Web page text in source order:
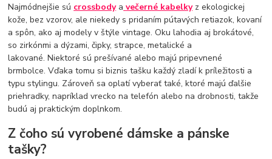
Najmódnejšie sú crossbodya večerné kabelkyz ekologickej
kože, bez vzorov, ale niekedy s pridaním pútavých retiazok, kovaní
a spôn, ako aj modely v štýle vintage. Oku lahodia aj brokátové,
so zirkónmi a dýzami, čipky, strapce, metalické a
lakované. Niektoré sú prešívané alebo majú pripevnené
brmbolce. Vďaka tomu si biznis tašku každý zladí k príležitosti a
typu stylingu. Zároveň sa oplatí vyberať také, ktoré majú ďalšie
priehradky, napríklad vrecko na telefón alebo na drobnosti, takže
budú aj praktickým doplnkom.
Z čoho sú vyrobené dámske a pánske
tašky?